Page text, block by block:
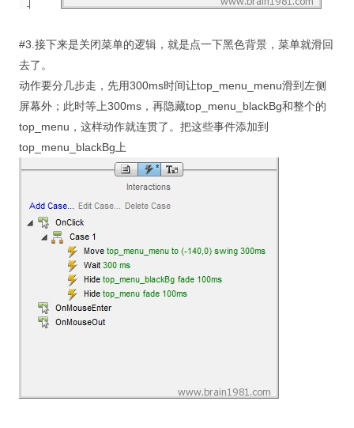
#3.接下来是关闭菜单的逻辑，就是点一下黑色背景，菜单就滑回
去了。
动作要分几步走，先用300ms时间让top_menu_menu滑到左侧
屏幕外；此时等上300ms，再隐藏top_menu_blackBg和整个的
top_menu，这样动作就连贯了。把这些事件添加到
top_menu_blackBg上